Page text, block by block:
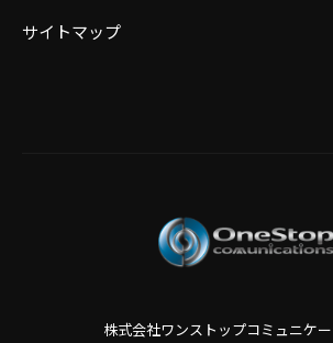
サイトマップ
株式会社ワンストップコミュニケ